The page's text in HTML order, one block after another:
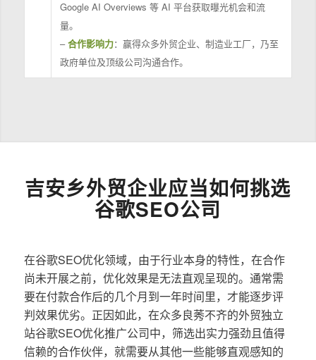
Google AI Overviews 等 AI 平台获取曝光机会和流
量。
–合作影响力：赢得众多外贸企业、制造业工厂，乃至
政府单位及顶级公司沟通合作。
吉安乡外贸企业应当如何挑选
谷歌SEO公司
在谷歌SEO优化领域，由于行业本身的特性，在合作
尚未开展之前，优化效果是无法直观呈现的。通常需
要在付款合作后的几个月到一年时间里，才能逐步评
判效果优劣。正因如此，在众多良莠不齐的外贸独立
站谷歌SEO优化推广公司中，筛选出实力强劲且值得
信赖的合作伙伴，就需要从其他一些能够直观感知的